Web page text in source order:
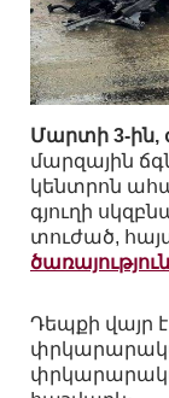
Մարտի 3-ին,
մարզային
կենտրոն
գյուղի
տուժած,
Դեպքի վայր